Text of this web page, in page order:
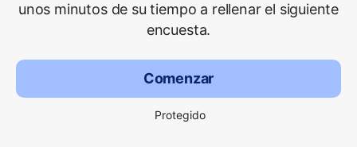
unos minutos de su tiempo a rellenar el siguiente
encuesta.
Comenzar
Protegido